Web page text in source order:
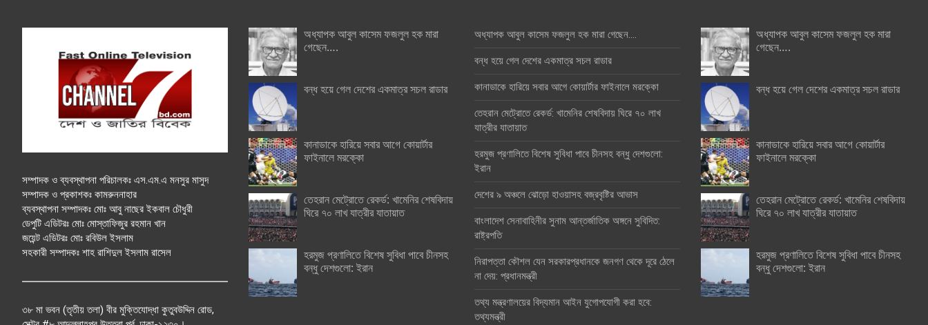
সম্পাদক ও ব্যবস্থাপনা পরিচালকঃ এস.এম.এ মনসুর মাসুদ
সম্পাদক ও প্রকাশকঃ কামরুননাহার
ব্যবস্থাপনা সম্পাদকঃ মোঃ আবু নাছের ইকবাল চৌধুরী
ডেপুটি এডিটরঃ মোঃ মোস্তাফিজুর রহমান খান
জয়েন্ট এডিটরঃ মোঃ রবিউল ইসলাম
সহকারী সম্পাদকঃ শাহ রাশিদুল ইসলাম রাসেল
৩৮ মা ভবন (তৃতীয় তলা) বীর মুক্তিযোদ্ধা কুতুবউদ্দিন রোড,
অধ্যাপক আবুল কাসেম ফজলুল হক মারা
গেছেন….
বন্ধ হয়ে গেল দেশের একমাত্র সচল রাডার
কানাডাকে হারিয়ে সবার আগে কোয়ার্টার
ফাইনালে মরক্কো
তেহরান মেট্রোতে রেকর্ড: খামেনির শেষবিদায়
ঘিরে ৭০ লাখ যাত্রীর যাতায়াত
হরমুজ প্রণালিতে বিশেষ সুবিধা পাবে চীনসহ
বন্ধু দেশগুলো: ইরান
অধ্যাপক আবুল কাসেম ফজলুল হক মারা গেছেন….
বন্ধ হয়ে গেল দেশের একমাত্র সচল রাডার
কানাডাকে হারিয়ে সবার আগে কোয়ার্টার ফাইনালে মরক্কো
তেহরান মেট্রোতে রেকর্ড: খামেনির শেষবিদায় ঘিরে ৭০ লাখ
যাত্রীর যাতায়াত
হরমুজ প্রণালিতে বিশেষ সুবিধা পাবে চীনসহ বন্ধু দেশগুলো:
ইরান
দেশের ৯ অঞ্চলে ঝোড়ো হাওয়াসহ বজ্রবৃষ্টির আভাস
বাংলাদেশ সেনাবাহিনীর সুনাম আন্তর্জাতিক অঙ্গনে সুবিদিত:
রাষ্ট্রপতি
নিরাপত্তা কৌশল যেন সরকারপ্রধানকে জনগণ থেকে দূরে ঠেলে
না দেয়: প্রধানমন্ত্রী
তথ্য মন্ত্রণালয়ের বিদ্যমান আইন যুগোপযোগী করা হবে:
তথ্যমন্ত্রী
অধ্যাপক আবুল কাসেম ফজলুল হক মারা
গেছেন….
বন্ধ হয়ে গেল দেশের একমাত্র সচল রাডার
কানাডাকে হারিয়ে সবার আগে কোয়ার্টার
ফাইনালে মরক্কো
তেহরান মেট্রোতে রেকর্ড: খামেনির শেষবিদায়
ঘিরে ৭০ লাখ যাত্রীর যাতায়াত
হরমুজ প্রণালিতে বিশেষ সুবিধা পাবে চীনসহ
বন্ধু দেশগুলো: ইরান